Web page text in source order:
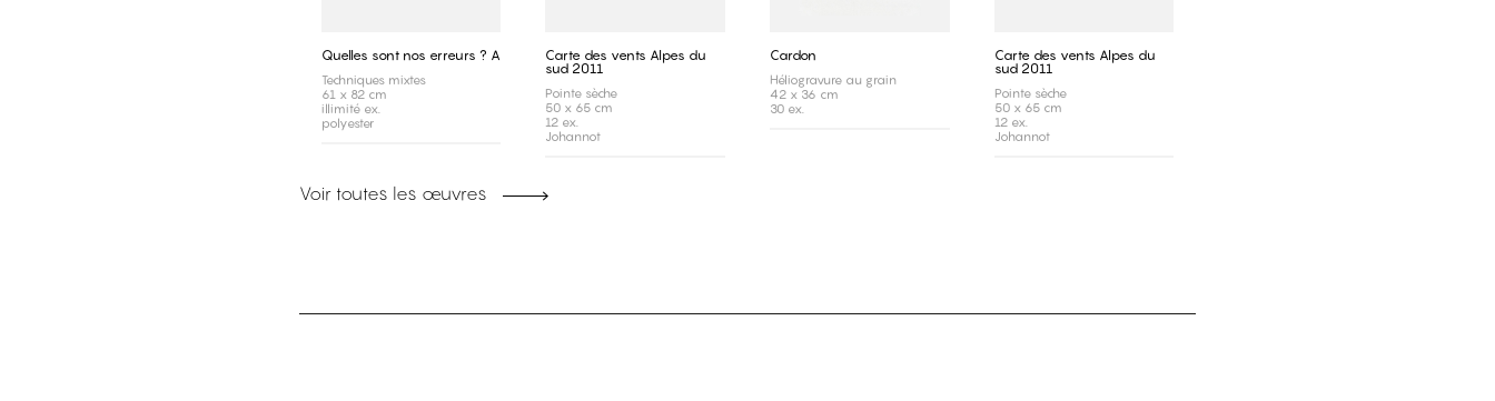
Quelles sont nos erreurs ? A
Techniques mixtes
61 x 82 cm
illimité ex.
polyester
Carte des vents Alpes du
sud 2011
Pointe sèche
50 x 65 cm
12 ex.
Johannot
Cardon
Héliogravure au grain
42 x 36 cm
30 ex.
Carte des vents Alpes du
sud 2011
Pointe sèche
50 x 65 cm
12 ex.
Johannot
Voir toutes les œuvres